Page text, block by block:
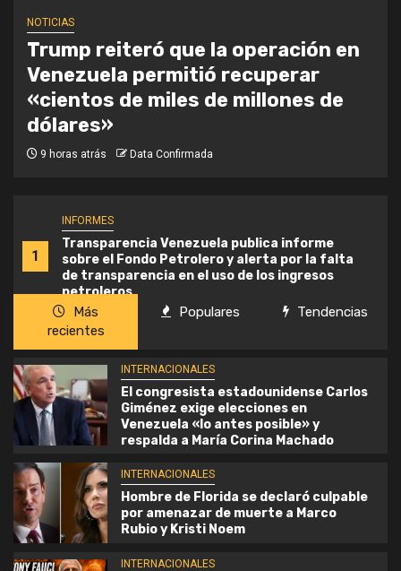
1
INFORMES
Transparencia Venezuela publica informe
sobre el Fondo Petrolero y alerta por la falta
de transparencia en el uso de los ingresos
petroleros
NOTICIAS
Trump reiteró que la operación en
Venezuela permitió recuperar
«cientos de miles de millones de
dólares»
9 horas atrás Data Confirmada
Más
recientes
Populares Tendencias
INTERNACIONALES
El congresista estadounidense Carlos
Giménez exige elecciones en
Venezuela «lo antes posible» y
respalda a María Corina Machado
INTERNACIONALES
Hombre de Florida se declaró culpable
por amenazar de muerte a Marco
Rubio y Kristi Noem
INTERNACIONALES